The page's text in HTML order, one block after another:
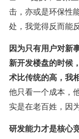
击，亦或是环保性
处，我觉得反而能
因为只有用户对新
新开发楼盘的时候
术比传统的高，我
他只看一个成本，
实是在老百姓，因
研发能力才是核心